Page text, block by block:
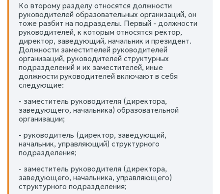
Ко второму разделу относятся должности
руководителей образовательных организаций, он
тоже разбит на подразделы. Первый - должности
руководителей, к которым относятся ректор,
директор, заведующий, начальник и президент.
Должности заместителей руководителей
организаций, руководителей структурных
подразделений и их заместителей, иные
должности руководителей включают в себя
следующие:
- заместитель руководителя (директора,
заведующего, начальника) образовательной
организации;
- руководитель (директор, заведующий,
начальник, управляющий) структурного
подразделения;
- заместитель руководителя (директора,
заведующего, начальника, управляющего)
структурного подразделения;